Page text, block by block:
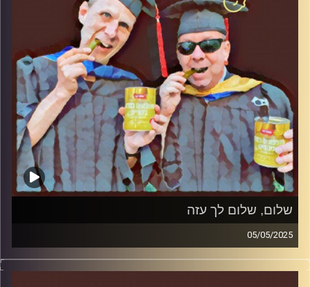
שלום, שלום לך עזה
05/05/2025
המערכת הפוליטית על ספת הפסיכולוג, עם פרופסור בועז בן-
דוד ופרופסור גלעד הירשברגר